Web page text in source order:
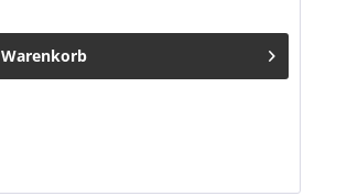
Warenkorb